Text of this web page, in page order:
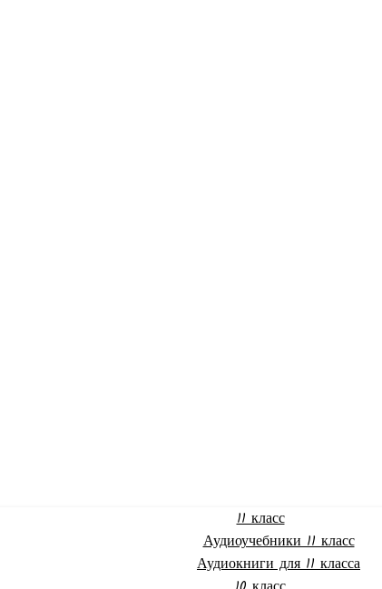
11 класс
Аудиоучебники 11 класс
Аудиокниги для 11 класса